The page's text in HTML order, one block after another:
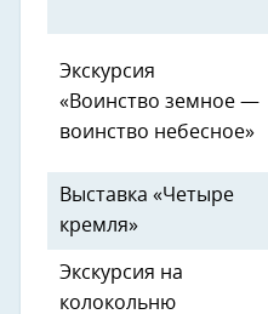
Экскурсия
«Воинство земное —
воинство небесное»
Выставка «Четыре
кремля»
Экскурсия на
колокольню